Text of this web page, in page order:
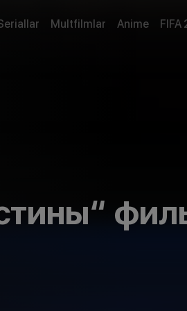
Multfilmlar Anime FIFA